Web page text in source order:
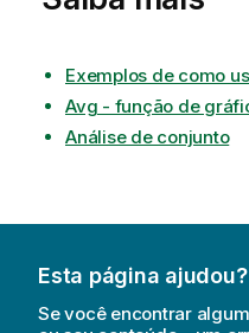
Exemplos de como
Avg - função de
Análise de conjunto
Esta página ajudou?
Se você encontrar